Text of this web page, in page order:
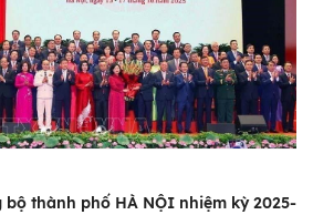
thành phố HÀ NỘI nhiệm kỳ 2025-